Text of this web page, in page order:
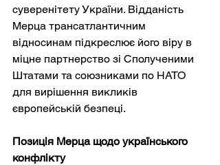
суверенітету України. Відданість
Мерца трансатлантичним
відносинам підкреслює його віру в
міцне партнерство зі Сполученими
Штатами та союзниками по НАТО
для вирішення викликів
європейській безпеці.
Позиція Мерца щодо українського
конфлікту